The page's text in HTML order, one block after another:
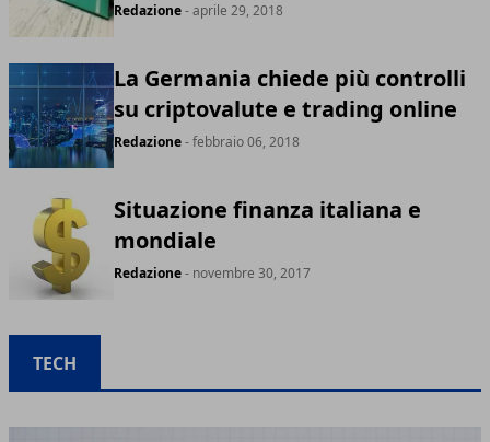
Redazione- aprile 29, 2018
La Germania chiede più controlli
su criptovalute e trading online
Redazione- febbraio 06, 2018
Situazione finanza italiana e
mondiale
Redazione- novembre 30, 2017
TECH